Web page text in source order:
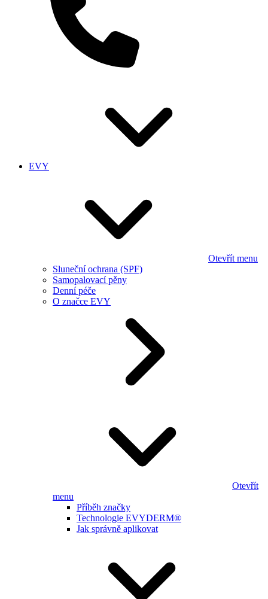
EVY
Otevřít menu
Sluneční ochrana (SPF)
Samopalovací pěny
Denní péče
O značce EVY
Otevřít
menu
Příběh značky
Technologie EVYDERM®
Jak správně aplikovat